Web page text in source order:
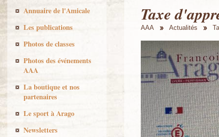
Taxe
AAA Actualités
Annuaire de l'Amicale
Les publications
Photos de classes
Photos des événements
AAA
La boutique et nos
partenaires
Le sport à Arago
Newsletters